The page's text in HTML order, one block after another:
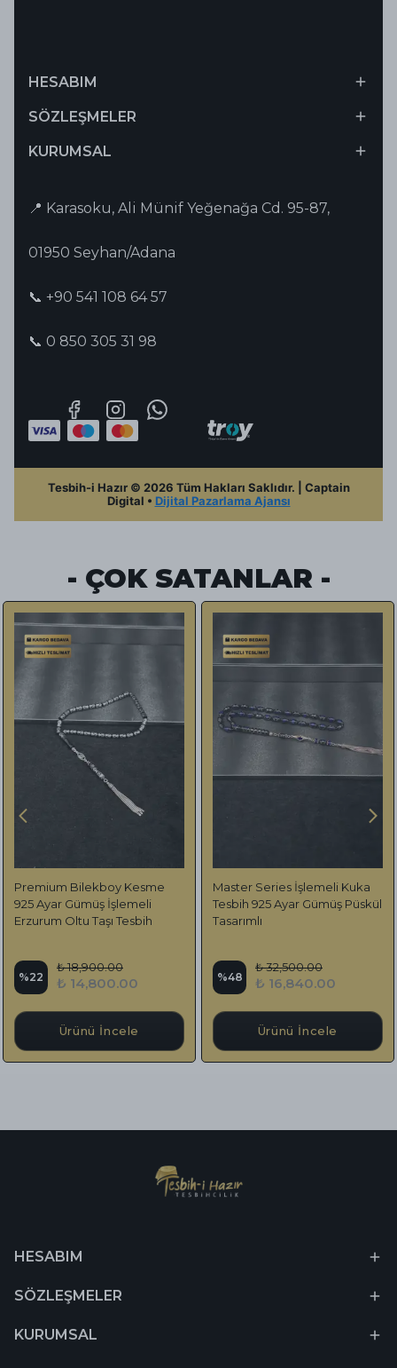
HESABIM
SÖZLEŞMELER
KURUMSAL
📍 Karasoku, Ali Münif Yeğenağa Cd. 95-87,
01950 Seyhan/Adana
📞 +90 541 108 64 57
📞 0 850 305 31 98
Tesbih-i Hazır © 2026 Tüm Hakları Saklıdır. | Captain
Digital • Dijital Pazarlama Ajansı
- ÇOK SATANLAR -
Premium Bilekboy Kesme
925 Ayar Gümüş İşlemeli
Erzurum Oltu Taşı Tesbih
%22
₺ 18,900.00
₺ 14,800.00
Ürünü İncele
Master Series İşlemeli Kuka
Tesbih 925 Ayar Gümüş Püskül
Tasarımlı
%48
₺ 32,500.00
₺ 16,840.00
Ürünü İncele
HESABIM
SÖZLEŞMELER
KURUMSAL